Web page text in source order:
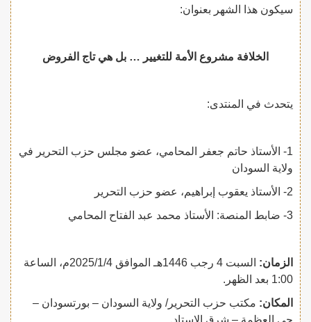
سيكون هذا الشهر بعنوان:
الخلافة مشروع الأمة للتغيير … بل هي تاج الفروض
يتحدث في المنتدى:
1- الأستاذ حاتم جعفر المحامي، عضو مجلس حزب التحرير في
ولاية السودان
2- الأستاذ يعقوب إبراهيم، عضو حزب التحرير
3- ضابط المنصة: الأستاذ محمد عبد الفتاح المحامي
الزمان:
السبت 4 رجب 1446هـ الموافق 2025/1/4م، الساعة
1:00 بعد الظهر.
المكان: مكتب حزب التحرير/ ولاية السودان – بورتسودان –